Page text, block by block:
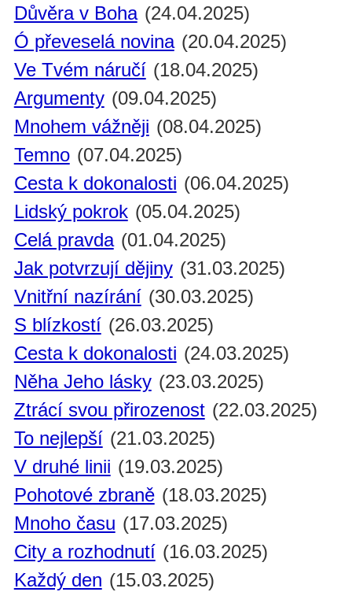
Důvěra v Boha (24.04.2025)
Ó převeselá novina (20.04.2025)
Ve Tvém náručí (18.04.2025)
Argumenty (09.04.2025)
Mnohem vážněji (08.04.2025)
Temno (07.04.2025)
Cesta k dokonalosti (06.04.2025)
Lidský pokrok (05.04.2025)
Celá pravda (01.04.2025)
Jak potvrzují dějiny (31.03.2025)
Vnitřní nazírání (30.03.2025)
S blízkostí (26.03.2025)
Cesta k dokonalosti (24.03.2025)
Něha Jeho lásky (23.03.2025)
Ztrácí svou přirozenost (22.03.2025)
To nejlepší (21.03.2025)
V druhé linii (19.03.2025)
Pohotové zbraně (18.03.2025)
Mnoho času (17.03.2025)
City a rozhodnutí (16.03.2025)
Každý den (15.03.2025)